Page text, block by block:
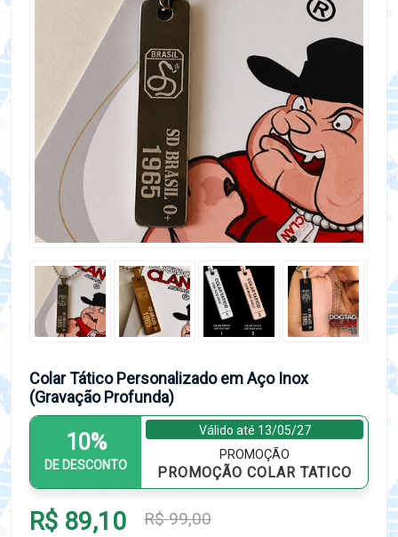
Colar Tático Personalizado em Aço Inox
(Gravação Profunda)
10%
DE DESCONTO
Válido até 13/05/27
PROMOÇÃO
PROMOÇÃO COLAR TATICO
R$ 89,10 R$ 99,00